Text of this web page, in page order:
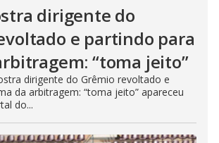
dirigente do
e partindo para
“toma jeito”
dirigente do Grêmio revoltado e
da arbitragem: “toma jeito” apareceu
do...